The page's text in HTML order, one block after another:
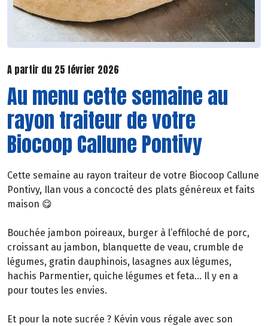
A partir du 25 février 2026
Au menu cette semaine au
rayon traiteur de votre
Biocoop Callune Pontivy
Cette semaine au rayon traiteur de votre Biocoop Callune
Pontivy, Ilan vous a concocté des plats généreux et faits
maison 😋
Bouchée jambon poireaux, burger à l’effiloché de porc,
croissant au jambon, blanquette de veau, crumble de
légumes, gratin dauphinois, lasagnes aux légumes,
hachis Parmentier, quiche légumes et feta… Il y en a
pour toutes les envies.
Et pour la note sucrée ? Kévin vous régale avec son